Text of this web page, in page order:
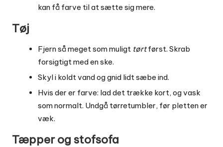
kan få farve til at sætte sig mere.
Tøj
Fjern så meget som muligt tørtførst. Skrab
forsigtigt med en ske.
Skyl i koldt vand og gnid lidt sæbe ind.
Hvis der er farve: lad det trække kort, og vask
som normalt. Undgå tørretumbler, før pletten er
væk.
Tæpper og stofsofa